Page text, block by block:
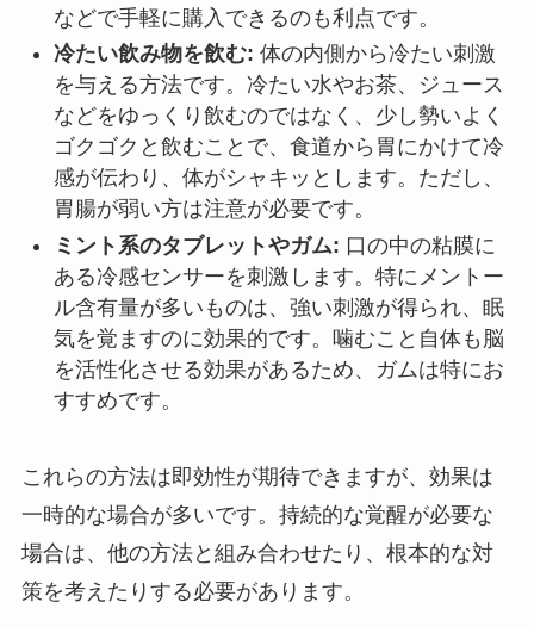
などで手軽に購入できるのも利点です。
冷たい飲み物を飲む: 体の内側から冷たい刺激
を与える方法です。冷たい水やお茶、ジュース
などをゆっくり飲むのではなく、少し勢いよく
ゴクゴクと飲むことで、食道から胃にかけて冷
感が伝わり、体がシャキッとします。ただし、
胃腸が弱い方は注意が必要です。
ミント系のタブレットやガム: 口の中の粘膜に
ある冷感センサーを刺激します。特にメントー
ル含有量が多いものは、強い刺激が得られ、眠
気を覚ますのに効果的です。噛むこと自体も脳
を活性化させる効果があるため、ガムは特にお
すすめです。
これらの方法は即効性が期待できますが、効果は
一時的な場合が多いです。持続的な覚醒が必要な
場合は、他の方法と組み合わせたり、根本的な対
策を考えたりする必要があります。